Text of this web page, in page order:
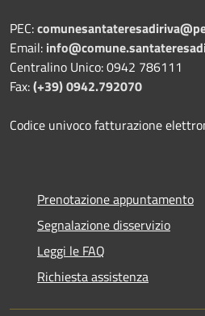
PEC:
Email:
Centralino Unico: 0942 786111
Fax:(+39) 0942.792070
Codice univoco fatturazione
Prenotazione appuntamento
Segnalazione disservizio
Leggi le FAQ
Richiesta assistenza